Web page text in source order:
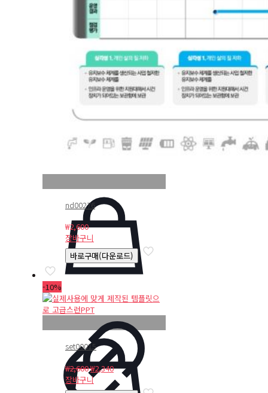
nd00276
₩2,600
장바구니
바로구매(다운로드)
-10%
set00015
₩2,600원
래
가
₩2,340현
재
가
장바구니